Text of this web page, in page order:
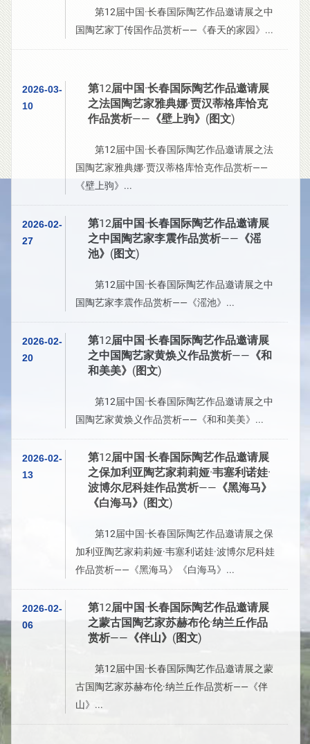
第12届中国·长春国际陶艺作品邀请展之中
国陶艺家丁传国作品赏析——《春天的家园》...
2026-03-
10
第12届中国·长春国际陶艺作品邀请展
之法国陶艺家雅典娜·贾汉蒂格库恰克
作品赏析——《壁上驹》(图文)
第12届中国·长春国际陶艺作品邀请展之法
国陶艺家雅典娜·贾汉蒂格库恰克作品赏析——
《壁上驹》...
2026-02-
27
第12届中国·长春国际陶艺作品邀请展
之中国陶艺家李震作品赏析——《滛
池》(图文)
第12届中国·长春国际陶艺作品邀请展之中
国陶艺家李震作品赏析——《滛池》...
2026-02-
20
第12届中国·长春国际陶艺作品邀请展
之中国陶艺家黄焕义作品赏析——《和
和美美》(图文)
第12届中国·长春国际陶艺作品邀请展之中
国陶艺家黄焕义作品赏析——《和和美美》...
2026-02-
13
第12届中国·长春国际陶艺作品邀请展
之保加利亚陶艺家莉莉娅·韦塞利诺娃·
波博尔尼科娃作品赏析——《黑海马》
《白海马》(图文)
第12届中国·长春国际陶艺作品邀请展之保
加利亚陶艺家莉莉娅·韦塞利诺娃·波博尔尼科娃
作品赏析——《黑海马》《白海马》...
2026-02-
06
第12届中国·长春国际陶艺作品邀请展
之蒙古国陶艺家苏赫布伦·纳兰丘作品
赏析——《伴山》(图文)
第12届中国·长春国际陶艺作品邀请展之蒙
古国陶艺家苏赫布伦·纳兰丘作品赏析——《伴
山》...